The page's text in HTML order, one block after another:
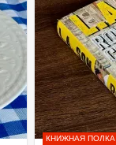
КНИЖНАЯ ПОЛКА